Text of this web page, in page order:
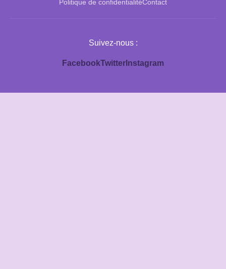
Politique de confidentialitéContact
Suivez-nous :
FacebookTwitter Instagram